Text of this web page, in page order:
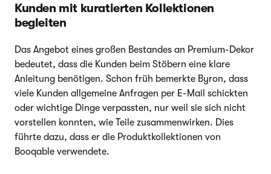
Kunden mit kuratierten Kollektionen
begleiten
Das Angebot eines großen Bestandes an Premium-Dekor
bedeutet, dass die Kunden beim Stöbern eine klare
Anleitung benötigen. Schon früh bemerkte Byron, dass
viele Kunden allgemeine Anfragen per E-Mail schickten
oder wichtige Dinge verpassten, nur weil sie sich nicht
vorstellen konnten, wie Teile zusammenwirken. Dies
führte dazu, dass er die Produktkollektionen von
Booqable verwendete.